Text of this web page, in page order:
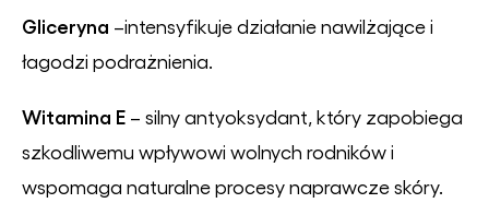
Gliceryna –intensyfikuje działanie nawilżające i
łagodzi podrażnienia.
Witamina E – silny antyoksydant, który zapobiega
szkodliwemu wpływowi wolnych rodników i
wspomaga naturalne procesy naprawcze skóry.